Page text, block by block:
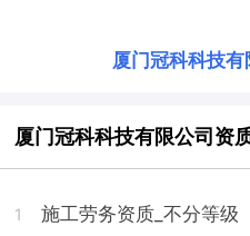
厦门冠科科技有
厦门冠科科技有限公司资
1 施工劳务资质_不分等级